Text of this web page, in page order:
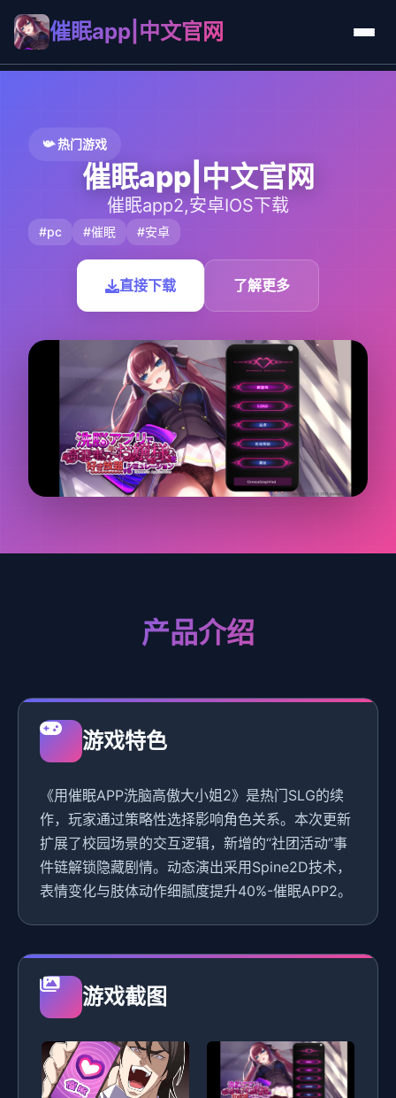
催眠app|中文官网
📯 热门游戏
催眠app|中文官网
催眠app2,安卓IOS下载
#pc #催眠 #安卓
直接下载 了解更多
产品介绍
游戏特色
《用催眠APP洗脑高傲大小姐2》是热门SLG的续
作，玩家通过策略性选择影响角色关系。本次更新
扩展了校园场景的交互逻辑，新增的“社团活动”事
件链解锁隐藏剧情。动态演出采用Spine2D技术，
表情变化与肢体动作细腻度提升40%-催眠APP2。
游戏截图